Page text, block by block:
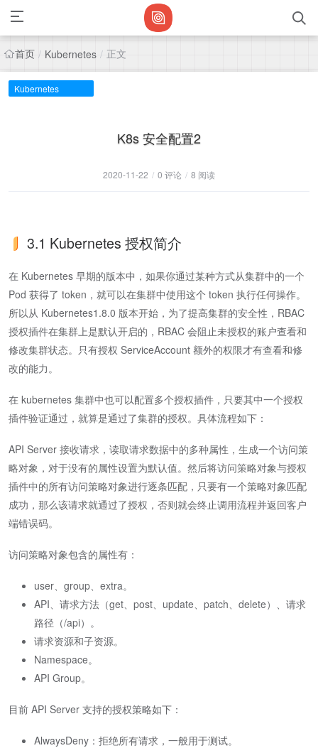
首页 / Kubernetes / 正文
Kubernetes
K8s 安全配置2
2020-11-22 / 0 评论 / 8 阅读
3.1 Kubernetes 授权简介
在 Kubernetes 早期的版本中，如果你通过某种方式从集群中的一个
Pod 获得了 token，就可以在集群中使用这个 token 执行任何操作。
所以从 Kubernetes1.8.0 版本开始，为了提高集群的安全性，RBAC
授权插件在集群上是默认开启的，RBAC 会阻止未授权的账户查看和
修改集群状态。只有授权 ServiceAccount 额外的权限才有查看和修
改的能力。
在 kubernetes 集群中也可以配置多个授权插件，只要其中一个授权
插件验证通过，就算是通过了集群的授权。具体流程如下：
API Server 接收请求，读取请求数据中的多种属性，生成一个访问策
略对象，对于没有的属性设置为默认值。然后将访问策略对象与授权
插件中的所有访问策略对象进行逐条匹配，只要有一个策略对象匹配
成功，那么该请求就通过了授权，否则就会终止调用流程并返回客户
端错误码。
访问策略对象包含的属性有：
user、group、extra。
API、请求方法（get、post、update、patch、delete）、请求
路径（/api）。
请求资源和子资源。
Namespace。
API Group。
目前 API Server 支持的授权策略如下：
AlwaysDeny：拒绝所有请求，一般用于测试。